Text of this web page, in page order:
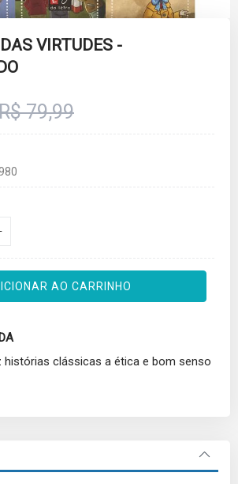
VIRTUDES -
79,99
AO CARRINHO
histórias clássicas a ética e bom senso